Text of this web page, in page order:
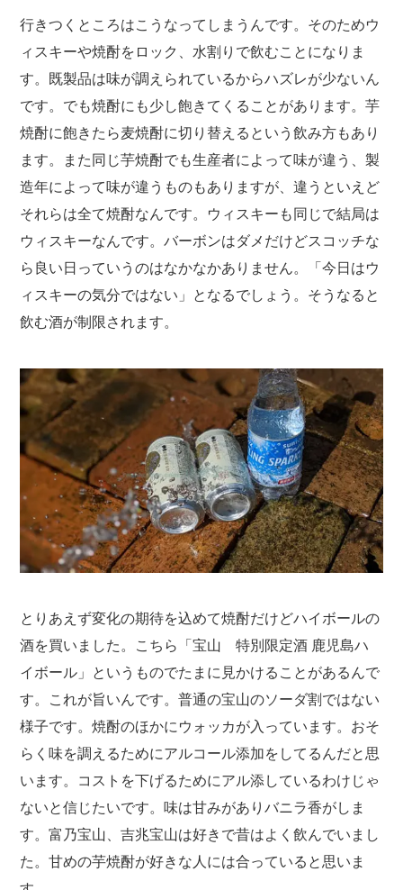
行きつくところはこうなってしまうんです。そのためウ
ィスキーや焼酎をロック、水割りで飲むことになりま
す。既製品は味が調えられているからハズレが少ないん
です。でも焼酎にも少し飽きてくることがあります。芋
焼酎に飽きたら麦焼酎に切り替えるという飲み方もあり
ます。また同じ芋焼酎でも生産者によって味が違う、製
造年によって味が違うものもありますが、違うといえど
それらは全て焼酎なんです。ウィスキーも同じで結局は
ウィスキーなんです。バーボンはダメだけどスコッチな
ら良い日っていうのはなかなかありません。「今日はウ
ィスキーの気分ではない」となるでしょう。そうなると
飲む酒が制限されます。
とりあえず変化の期待を込めて焼酎だけどハイボールの
酒を買いました。こちら「宝山 特別限定酒 鹿児島ハ
イボール」というものでたまに見かけることがあるんで
す。これが旨いんです。普通の宝山のソーダ割ではない
様子です。焼酎のほかにウォッカが入っています。おそ
らく味を調えるためにアルコール添加をしてるんだと思
います。コストを下げるためにアル添しているわけじゃ
ないと信じたいです。味は甘みがありバニラ香がしま
す。富乃宝山、吉兆宝山は好きで昔はよく飲んでいまし
た。甘めの芋焼酎が好きな人には合っていると思いま